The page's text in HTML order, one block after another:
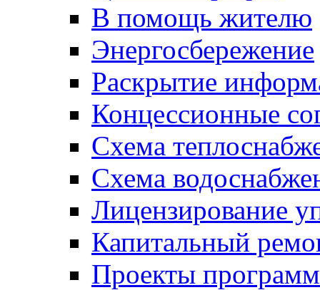
В помощь жителю
Энергосбережение
Раскрытие
Концессионные
Схема
Схема
Лицензирование
Капитальный
Проекты программ